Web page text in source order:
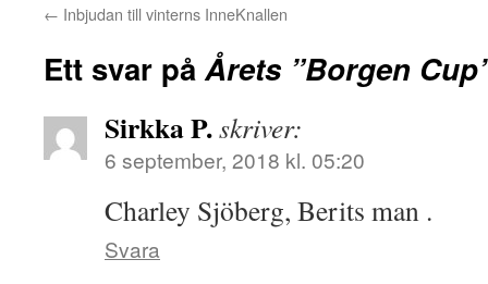
← Inbjudan till vinterns InneKnallen
Ett svar på Årets ”Borgen
Sirkka P.skriver:
6 september, 2018 kl. 05:20
Charley Sjöberg, Berits man .
Svara